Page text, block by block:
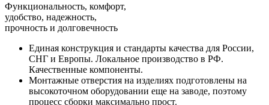
Функциональность, комфорт,
удобство, надежность,
прочность и долговечность
Единая конструкция и стандарты качества для России,
СНГ и Европы. Локальное производство в РФ.
Качественные компоненты.
Монтажные отверстия на изделиях подготовлены на
высокоточном оборудовании еще на заводе, поэтому
процесс сборки максимально прост.